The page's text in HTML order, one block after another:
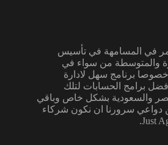
مستمر في المسامهة في تأسيس
والمتوسطة من سواء في
خصوصا برنامج سهل لادارة
برامج الحسابات لتلك
والسعودية بشكل خاص وباقي
دواعي سرورنا ان نكون شركاء